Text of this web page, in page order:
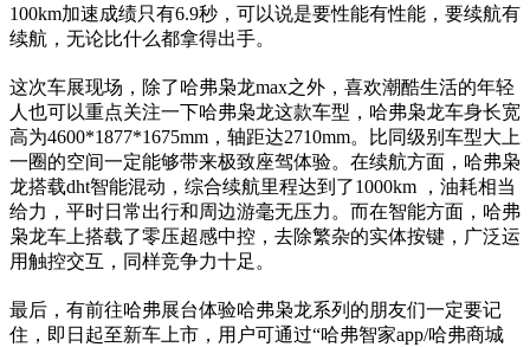
100km加速成绩只有6.9秒，可以说是要性能有性能，要续航有
续航，无论比什么都拿得出手。
这次车展现场，除了哈弗枭龙max之外，喜欢潮酷生活的年轻
人也可以重点关注一下哈弗枭龙这款车型，哈弗枭龙车身长宽
高为4600*1877*1675mm，轴距达2710mm。比同级别车型大上
一圈的空间一定能够带来极致座驾体验。在续航方面，哈弗枭
龙搭载dht智能混动，综合续航里程达到了1000km ，油耗相当
给力，平时日常出行和周边游毫无压力。而在智能方面，哈弗
枭龙车上搭载了零压超感中控，去除繁杂的实体按键，广泛运
用触控交互，同样竞争力十足。
最后，有前往哈弗展台体验哈弗枭龙系列的朋友们一定要记
住，即日起至新车上市，用户可通过“哈弗智家app/哈弗商城